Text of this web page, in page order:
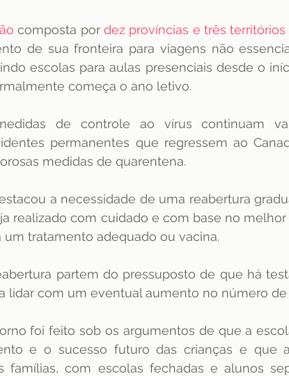
composta por dez províncias e três territórios
de sua fronteira para viagens não
escolas para aulas presenciais desde o
começa o ano letivo.
de controle ao vírus continuam
permanentes que regressem ao
medidas de quarentena.
a necessidade de uma reabertura
realizado com cuidado e com base no melhor
tratamento adequado ou vacina.
partem do pressuposto de que há
lidar com um eventual aumento no número de
foi feito sob os argumentos de que a
e o sucesso futuro das crianças e que
famílias, com escolas fechadas e alunos